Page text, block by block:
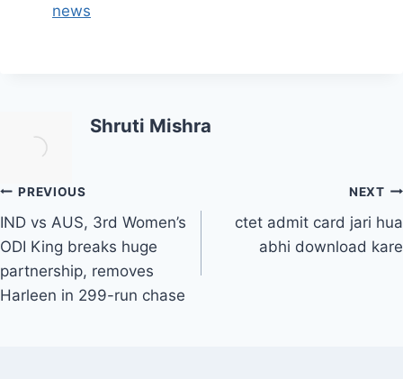
In relation to
news
Shruti Mishra
PREVIOUS
IND vs AUS, 3rd Women’s
ODI King breaks huge
partnership, removes
Harleen in 299-run chase
NEXT
ctet admit card jari hua
abhi download kare